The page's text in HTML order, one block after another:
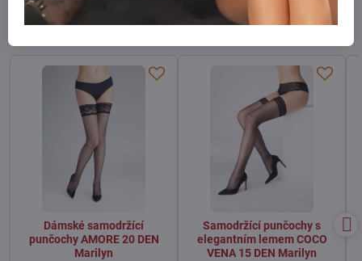
Alternativní produkty
Dámské samodržící
punčochy AMORE 20 DEN
Marilyn
Samodržící punčochy s
elegantním lemem COCO
VENA 15 DEN Marilyn